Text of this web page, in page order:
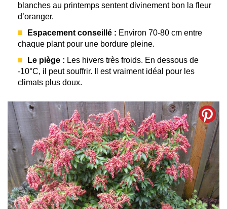
blanches au printemps sentent divinement bon la fleur
d’oranger.
Espacement conseillé : Environ 70-80 cm entre
chaque plant pour une bordure pleine.
Le piège : Les hivers très froids. En dessous de
-10°C, il peut souffrir. Il est vraiment idéal pour les
climats plus doux.